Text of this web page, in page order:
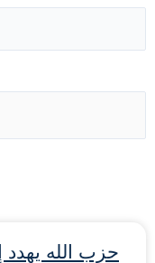
حزب الله